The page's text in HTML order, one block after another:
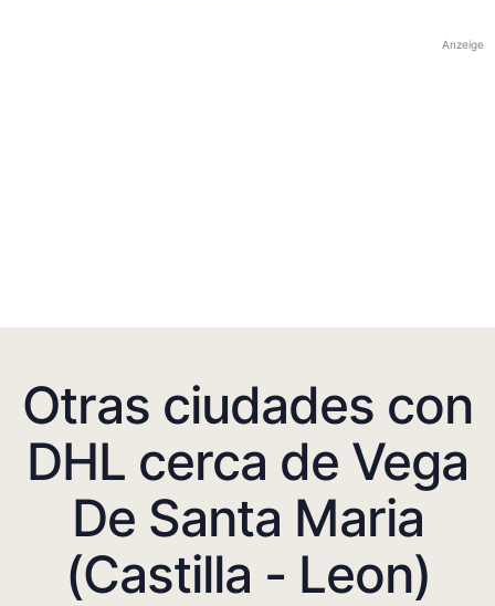
Anzeige
Otras ciudades con
DHL cerca de Vega
De Santa Maria
(Castilla - Leon)